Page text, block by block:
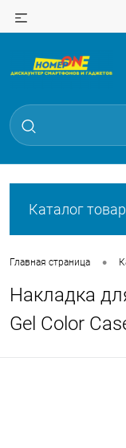
Каталог
Главная страница •
Накладка
Gel Color
Для клиентов всех
Разбейте
без
Сегодня